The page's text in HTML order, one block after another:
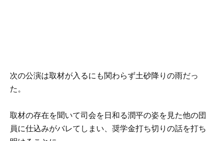
次の公演は取材が入るにも関わらず土砂降りの雨だっ
た。
取材の存在を聞いて司会を日和る潤平の姿を見た他の団
員に仕込みがバレてしまい、奨学金打ち切りの話を打ち